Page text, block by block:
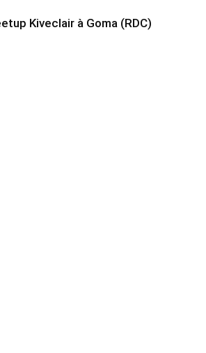
Kiveclair à Goma (RDC)